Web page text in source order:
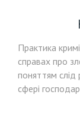
Практика
справах про
поняттям слід
сфері